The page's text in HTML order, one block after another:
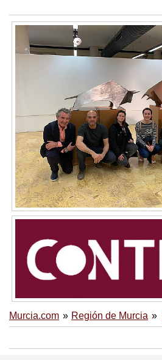
Murcia.com Región de Murcia